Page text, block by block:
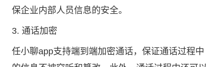
保企业内部人员信息的安全。
3. 通话加密
任小聊app支持端到端加密通话，保证通话过程中